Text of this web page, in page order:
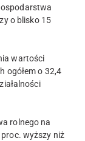
o blisko 15
wartości
ogółem o 32,4
rolnego na
wyższy niż